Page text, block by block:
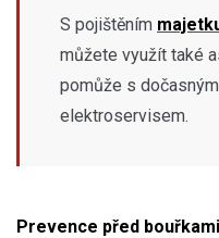
S pojištěním
můžete využít také
pomůže s
elektroservisem.
Prevence před